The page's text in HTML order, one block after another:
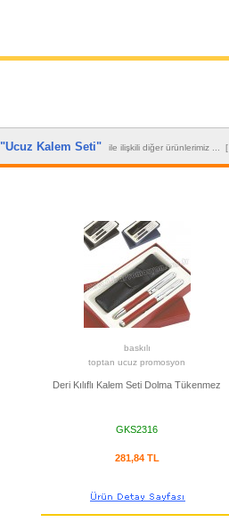
"Ucuz Kalem Seti"ile ilişkili diğer ürünlerimiz ...
baskılı
toptan ucuz promosyon
Deri Kılıflı Kalem Seti Dolma Tükenmez
GKS2316
281,84 TL